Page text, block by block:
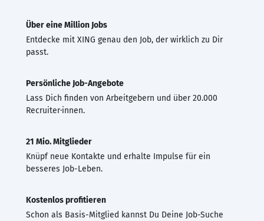
Über eine Million Jobs
Entdecke mit XING genau den Job, der wirklich zu Dir
passt.
Persönliche Job-Angebote
Lass Dich finden von Arbeitgebern und über 20.000
Recruiter·innen.
21 Mio. Mitglieder
Knüpf neue Kontakte und erhalte Impulse für ein
besseres Job-Leben.
Kostenlos profitieren
Schon als Basis-Mitglied kannst Du Deine Job-Suche